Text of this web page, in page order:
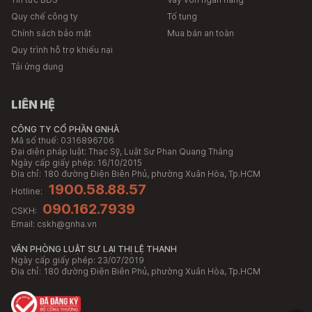
Quy chế công ty
Chính sách bảo mật
Quy trình hỗ trợ khiếu nại
Tải ứng dụng
Tố tụng
Mua bán an toàn
LIÊN HỆ
CÔNG TY CỔ PHẦN GNHÀ
Mã số thuế: 0316896706
Đại diện pháp luật: Thạc Sỹ, Luật Sư Phan Quang Thắng
Ngày cấp giấy phép: 16/10/2015
Địa chỉ: 180 đường Điện Biên Phủ, phường Xuân Hòa, Tp.HCM
Hotline:
1900.58.88.57
CSKH: 090.162.7939
Email: cskh@gnha.vn
VĂN PHÒNG LUẬT SƯ LẠI THỊ LỆ THANH
Ngày cấp giấy phép: 23/07/2019
Địa chỉ: 180 đường Điện Biên Phủ, phường Xuân Hòa, Tp.HCM